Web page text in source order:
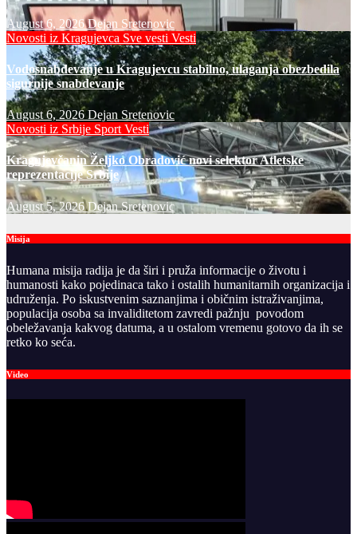
August 6, 2026Dejan Sretenovic
Novosti iz Kragujevca Sve vesti Vesti
Vodosnabdevanje u Kragujevcu stabilno, ulaganja obezbedila
sigurnije snabdevanje
August 6, 2026Dejan Sretenovic
Novosti iz Srbije Sport Vesti
Kragujevčanin Željko Obradović novi selektor Atletske
reprezentacije Srbije
August 5, 2026Dejan Sretenovic
Misija
Humana misija radija je da širi i pruža informacije o životu i
humanosti kako pojedinaca tako i ostalih humanitarnih organizacija i
udruženja. Po iskustvenim saznanjima i običnim istraživanjima,
populacija osoba sa invaliditetom zavredi pažnju povodom
obeležavanja kakvog datuma, a u ostalom vremenu gotovo da ih se
retko ko seća.
Video